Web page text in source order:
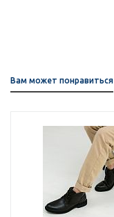
Вам может понравиться